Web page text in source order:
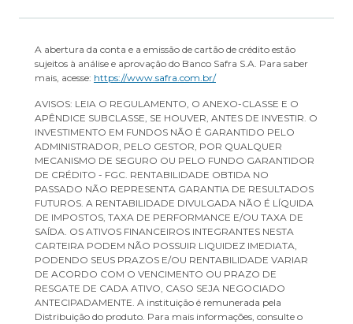
A abertura da conta e a emissão de cartão de crédito estão
sujeitos à análise e aprovação do Banco Safra S.A. Para saber
mais, acesse: https://www.safra.com.br/
AVISOS: LEIA O REGULAMENTO, O ANEXO-CLASSE E O
APÊNDICE SUBCLASSE, SE HOUVER, ANTES DE INVESTIR. O
INVESTIMENTO EM FUNDOS NÃO É GARANTIDO PELO
ADMINISTRADOR, PELO GESTOR, POR QUALQUER
MECANISMO DE SEGURO OU PELO FUNDO GARANTIDOR
DE CRÉDITO - FGC. RENTABILIDADE OBTIDA NO
PASSADO NÃO REPRESENTA GARANTIA DE RESULTADOS
FUTUROS. A RENTABILIDADE DIVULGADA NÃO É LÍQUIDA
DE IMPOSTOS, TAXA DE PERFORMANCE E/OU TAXA DE
SAÍDA. OS ATIVOS FINANCEIROS INTEGRANTES NESTA
CARTEIRA PODEM NÃO POSSUIR LIQUIDEZ IMEDIATA,
PODENDO SEUS PRAZOS E/OU RENTABILIDADE VARIAR
DE ACORDO COM O VENCIMENTO OU PRAZO DE
RESGATE DE CADA ATIVO, CASO SEJA NEGOCIADO
ANTECIPADAMENTE. A instituição é remunerada pela
Distribuição do produto. Para mais informações, consulte o